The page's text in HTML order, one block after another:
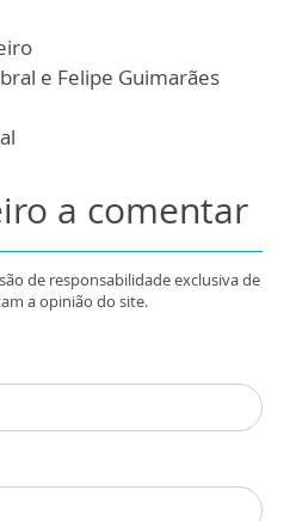
e Felipe Guimarães
a comentar
de responsabilidade exclusiva de
a opinião do site.